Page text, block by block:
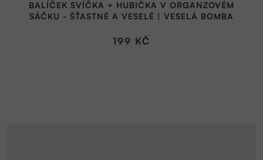
BALÍČEK SVÍČKA + HUBIČKA V ORGANZOVÉM
SÁČKU - ŠŤASTNÉ A VESELÉ | VESELÁ BOMBA
199 KČ